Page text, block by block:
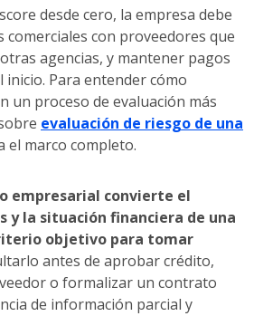
desde cero, la empresa debe
comerciales con proveedores que
agencias, y mantener pagos
inicio. Para entender cómo
un proceso de evaluación más
evaluación de riesgo de una
el marco completo.
empresarial convierte el
y la situación financiera de una
objetivo para tomar
antes de aprobar crédito,
o formalizar un contrato
de información parcial y